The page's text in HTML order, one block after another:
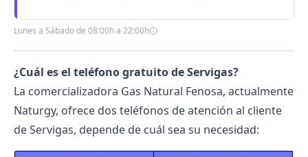
Lunes a Sábado de 08:00h a 22:00h
¿Cuál es el teléfono gratuito de Servigas?
La comercializadora Gas Natural Fenosa, actualmente
Naturgy, ofrece dos teléfonos de atención al cliente
de Servigas, depende de cuál sea su necesidad: